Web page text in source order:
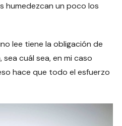
humedezcan un poco los
lee tiene la obligación de
cuál sea, en mi caso
hace que todo el esfuerzo